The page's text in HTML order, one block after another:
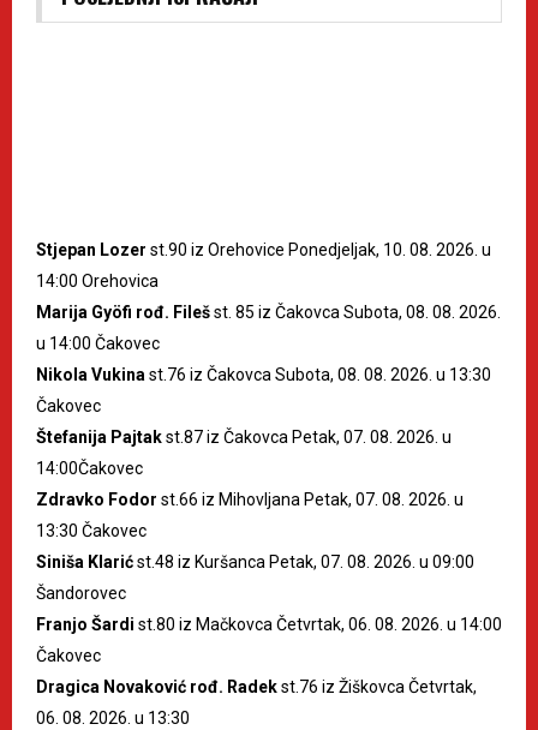
Stjepan Lozer st.90 iz Orehovice Ponedjeljak, 10. 08. 2026. u
14:00 Orehovica
Marija Gyöfi rođ. Filešst. 85 iz Čakovca Subota, 08. 08. 2026.
u 14:00 Čakovec
Nikola Vukina st.76 iz Čakovca Subota, 08. 08. 2026. u 13:30
Čakovec
Štefanija Pajtakst.87 iz Čakovca Petak, 07. 08. 2026. u
14:00Čakovec
Zdravko Fodor st.66 iz Mihovljana Petak, 07. 08. 2026. u
13:30 Čakovec
Siniša Klarićst.48 iz Kuršanca Petak, 07. 08. 2026. u 09:00
Šandorovec
Franjo Šardi st.80 iz Mačkovca Četvrtak, 06. 08. 2026. u 14:00
Čakovec
Dragica Novaković rođ. Radekst.76 iz Žiškovca Četvrtak,
06. 08. 2026. u 13:30